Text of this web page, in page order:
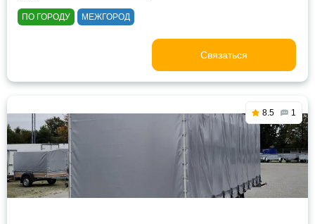
ПО ГОРОДУ МЕЖГОРОД
Связаться
8.5 1